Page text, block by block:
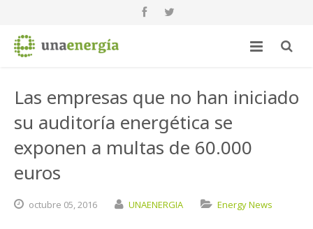
Las empresas que no han iniciado
su auditoría energética se
exponen a multas de 60.000
euros
octubre 05,2016 UNAENERGIA Energy News